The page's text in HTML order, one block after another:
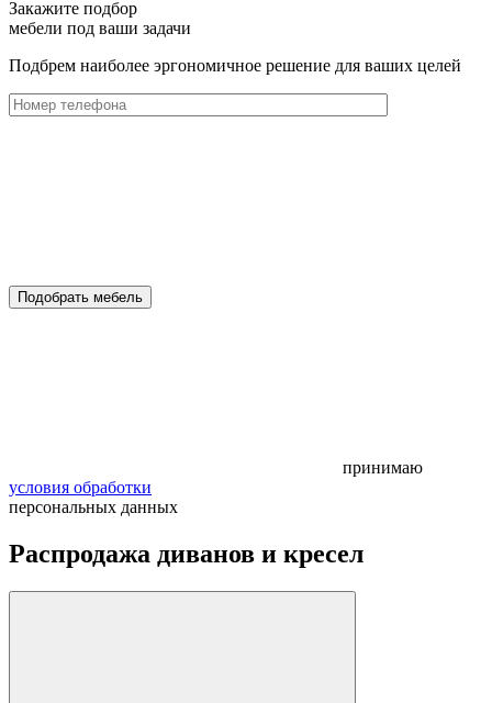
Закажите подбор
мебели под ваши задачи
Подбрем наиболее эргономичное решение для ваших целей
Подобрать мебель
принимаю
условия обработки
персональных данных
Распродажа диванов и кресел